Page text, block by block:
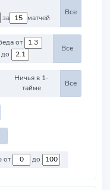
за
матчей
Все
Победа от
до
Все
Ничья в 1-
тайме
Все
Против команд со стоимостью от до